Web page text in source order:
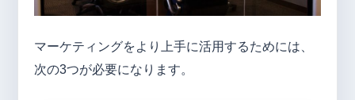
マーケティングをより上手に活用するためには、
次の3つが必要になります。